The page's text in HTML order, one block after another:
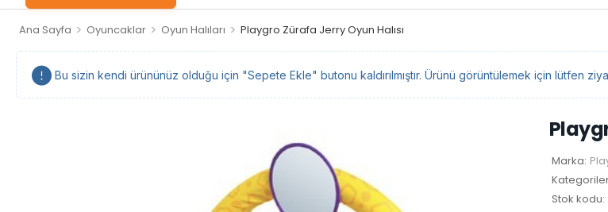
Ana Sayfa > Oyuncaklar > Oyun Halıları > Playgro Zürafa Jerry Oyun Halısı
Bu sizin kendi ürününüz olduğu için "Sepete Ekle" butonu kaldırılmıştır. Ürünü görüntülemek için lütfen
Marka:
Stok kodu: